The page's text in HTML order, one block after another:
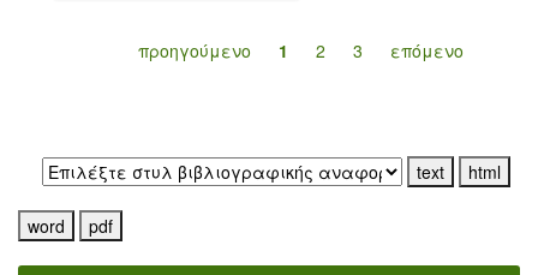
προηγούμενο 1 2 3 επόμενο